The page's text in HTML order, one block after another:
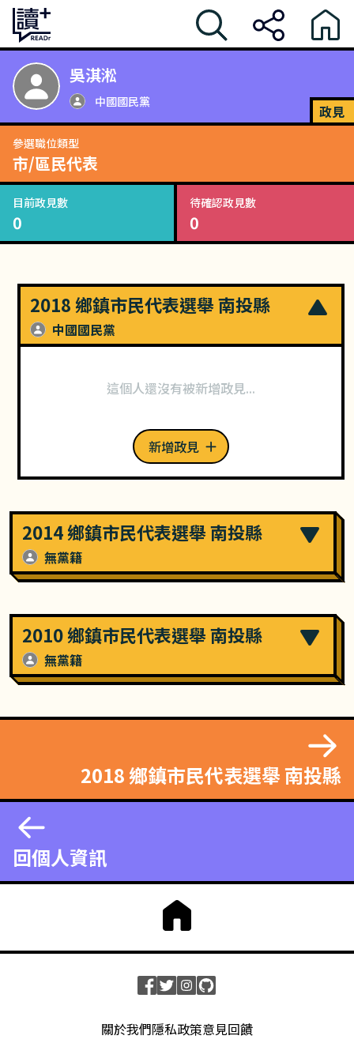
吳淇淞
中國國民黨
政見
參選職位類型
市/區民代表
目前政見數
0
待確認政見數
0
2018 鄉鎮市民代表選舉 南投縣
中國國民黨
這個人還沒有被新增政見...
新增政見
2014 鄉鎮市民代表選舉 南投縣
無黨籍
2010 鄉鎮市民代表選舉 南投縣
無黨籍
回個人資訊
2018 鄉鎮市民代表選舉 南投縣
關於我們隱私政策意見回饋